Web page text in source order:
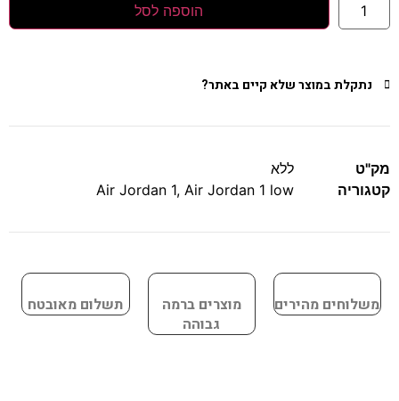
הוספה לסל
נתקלת במוצר שלא קיים באתר?
מק"ט
ללא
קטגוריה
Air Jordan 1, Air Jordan 1 low
משלוחים מהירים
מוצרים ברמה
גבוהה
תשלום מאובטח